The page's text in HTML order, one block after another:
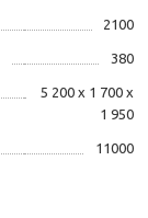
2100
380
5 200 x 1 700 x
1 950
11000